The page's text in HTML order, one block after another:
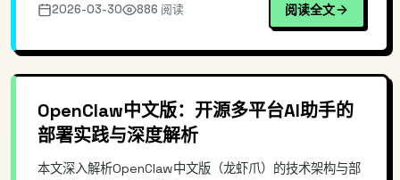
解析 cftunnel 的工作原理、核心功能，并通过实际示例演
示如何用一条命令完成内网穿透配置，适合需要快速部署远
程开发环境或访问私有服务的...
2026-03-30 886 阅读 阅读全文
OpenClaw中文版：开源多平台AI助手的
部署实践与深度解析
本文深入解析OpenClaw中文版（龙虾爪）的技术架构与部